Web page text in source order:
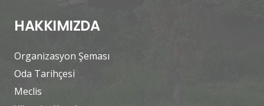
HAKKIMIZDA
Organizasyon Şeması
Oda Tarihçesi
Meclis